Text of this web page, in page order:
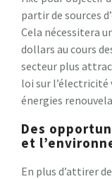
partir de sources
Cela nécessitera
dollars au cours
secteur plus
loi sur l’électricité
énergies
Des
et
En plus d’attirer